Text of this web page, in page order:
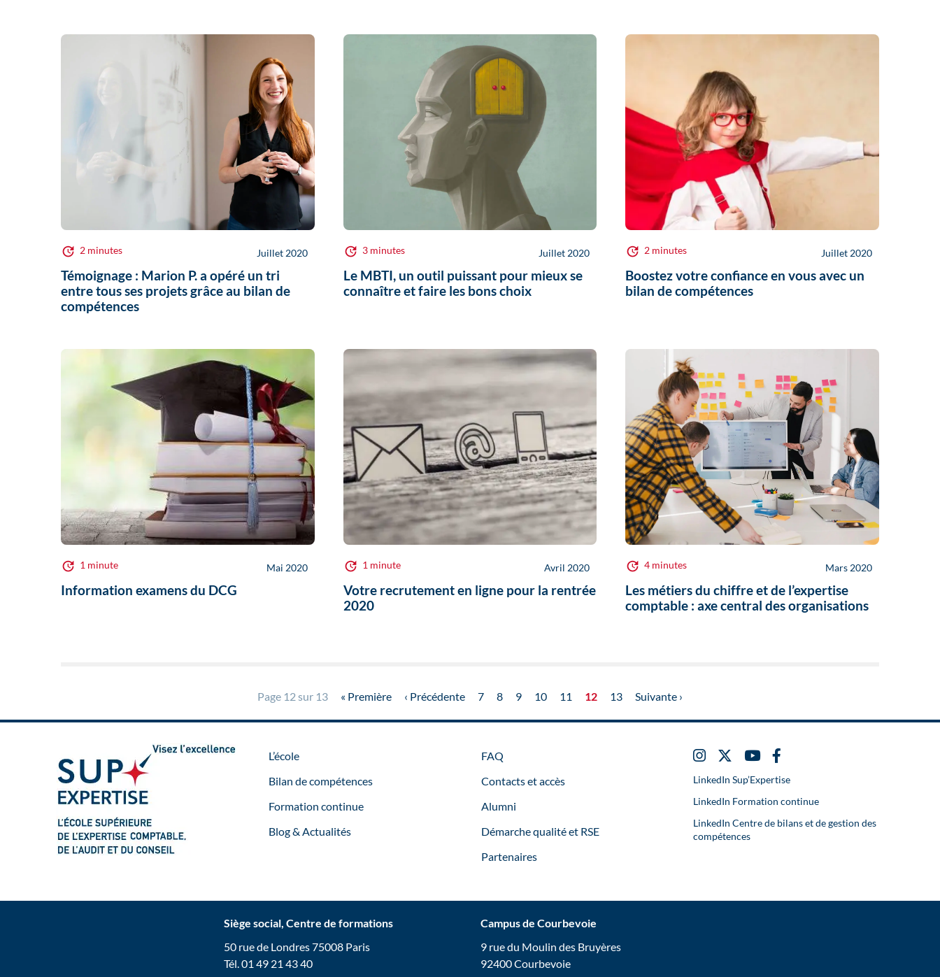
2 minutes Juillet 2020
Témoignage : Marion P. a opéré un tri
entre tous ses projets grâce au bilan de
compétences
3 minutes Juillet 2020
Le MBTI, un outil puissant pour mieux se
connaître et faire les bons choix
2 minutes Juillet 2020
Boostez votre confiance en vous avec un
bilan de compétences
1 minute Mai 2020
Information examens du DCG
1 minute Avril 2020
Votre recrutement en ligne pour la rentrée
2020
4 minutes Mars 2020
Les métiers du chiffre et de l’expertise
comptable : axe central des organisations
Page 12 sur 13 « Première ‹ Précédente 7 8 9 10 11 12 13 Suivante ›
L’école
Bilan de compétences
Formation continue
Blog & Actualités
FAQ
Contacts et accès
Alumni
Démarche qualité et RSE
Partenaires
LinkedIn Sup’Expertise
LinkedIn Formation continue
LinkedIn Centre de bilans et de gestion des
compétences
Siège social, Centre de formations
50 rue de Londres 75008 Paris
Tél. 01 49 21 43 40
Campus de Courbevoie
9 rue du Moulin des Bruyères
92400 Courbevoie